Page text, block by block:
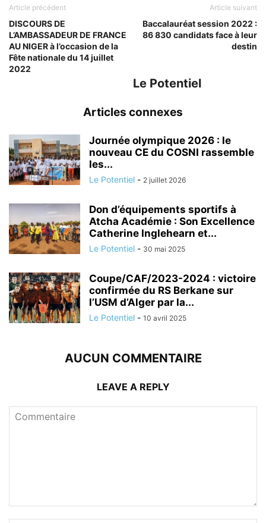
Article précédent
DISCOURS DE
L’AMBASSADEUR DE FRANCE
AU NIGER à l’occasion de la
Fête nationale du 14 juillet
2022
Article suivant
Baccalauréat session 2022 :
86 830 candidats face à leur
destin
Le Potentiel
Articles connexes
Journée olympique 2026 : le
nouveau CE du COSNI rassemble
les...
Le Potentiel - 2 juillet 2026
Don d’équipements sportifs à
Atcha Académie : Son Excellence
Catherine Inglehearn et...
Le Potentiel - 30 mai 2025
Coupe/CAF/2023-2024 : victoire
confirmée du RS Berkane sur
l’USM d’Alger par la...
Le Potentiel - 10 avril 2025
AUCUN COMMENTAIRE
LEAVE A REPLY